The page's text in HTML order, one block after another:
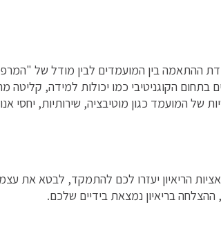
מידת ההתאמה בין המועמדים לבין מודל של
בתחום הקוגניטיבי כמו יכולות למידה, קליטה
של המועמד כגון מוטיבציה, שירותיות, יחסי
הריאיון יעזרו לכם להתמקד, לבטא את
ההצלחה בריאיון נמצאת בידיים שלכם.